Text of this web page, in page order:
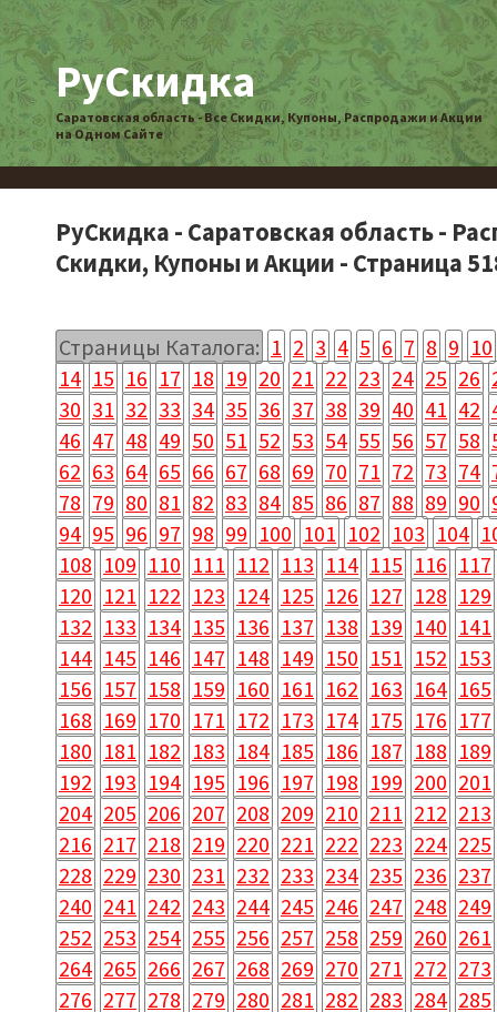
РуСкидка
Саратовская область - Все Скидки, Купоны, Распродажи и Акции
на Одном Сайте
РуСкидка - Саратовская область -
Скидки, Купоны и Акции - Страница
Страницы Каталога: 1 2 3 4 5 6 7 8 9 10
14 15 16 17 18 19 20 21 22 23 24 25 26
30 31 32 33 34 35 36 37 38 39 40 41 42
46 47 48 49 50 51 52 53 54 55 56 57 58
62 63 64 65 66 67 68 69 70 71 72 73 74
78 79 80 81 82 83 84 85 86 87 88 89 90
94 95 96 97 98 99 100 101 102 103 104
108 109 110 111 112 113 114 115 116 117
120 121 122 123 124 125 126 127 128 129
132 133 134 135 136 137 138 139 140 141
144 145 146 147 148 149 150 151 152 153
156 157 158 159 160 161 162 163 164 165
168 169 170 171 172 173 174 175 176 177
180 181 182 183 184 185 186 187 188 189
192 193 194 195 196 197 198 199 200 201
204 205 206 207 208 209 210 211 212 213
216 217 218 219 220 221 222 223 224 225
228 229 230 231 232 233 234 235 236 237
240 241 242 243 244 245 246 247 248 249
252 253 254 255 256 257 258 259 260 261
264 265 266 267 268 269 270 271 272 273
276 277 278 279 280 281 282 283 284 285